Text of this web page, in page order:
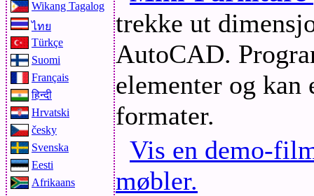
Wikang Tagalog
ไทย
Türkçe
Suomi
Français
हिन्दी
Hrvatski
česky
Svenska
Eesti
Afrikaans
trekke ut
AutoCAD.
elementer og
formater.
Vis en demo-
møbler.